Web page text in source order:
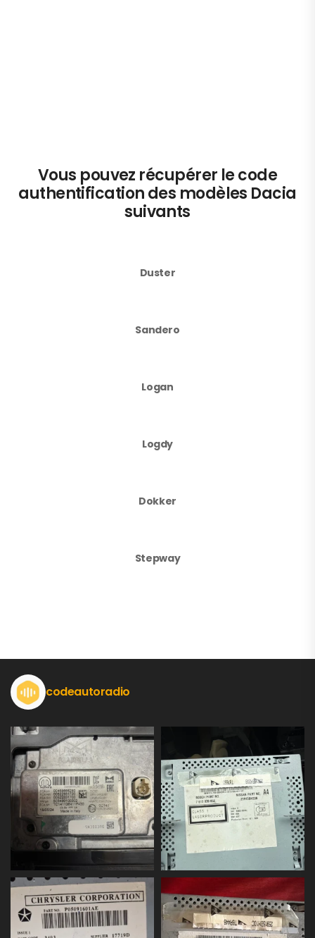
Vous pouvez récupérer le code
authentification des modèles Dacia
suivants
Duster
Sandero
Logan
Logdy
Dokker
Stepway
codeautoradio